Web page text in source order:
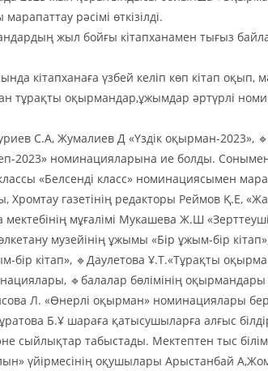
рәсімі өткізілді.
жыл бойғы кітапханамен тығыз
кітапханаға үзбей келіп көп кітап оқып,
тұрақты оқырмандар,ұжымдар әртүрлі
С.А, Жумалиев Д «Үздік оқырман-2023»,
2023» номинацияларына ие болды.
«Белсенді класс» номинациясымен
Хромтау газетінің редакторы Реймов Қ.Е,
мұғалімі Мукашева Ж.Ш
музейінің ұжымы «Бір ұжым-бір
бір кітап», 🔹Даулетова Ұ.Т.«Тұрақты
🔹балалар бөлімінің
Л. «Өнерлі оқырман» номинациялары
Б.Ұ шараға қатысушыларға алғыс
сыйлықтар табыстады. Мектептен тыс
үйірмесінің оқушылары Арыстанбай